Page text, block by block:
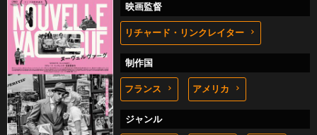
映画監督
リチャード・リンクレイター
制作国
フランス アメリカ
ジャンル